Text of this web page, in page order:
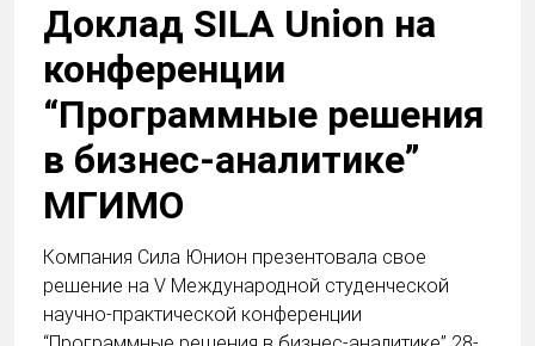
Доклад SILA Union на
конференции
“Программные решения
в бизнес-аналитике”
МГИМО
Компания Сила Юнион презентовала свое
решение на V Международной студенческой
научно-практической конференции